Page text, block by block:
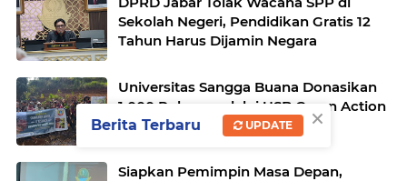
Sekolah Negeri, Pendidikan Gratis 12
Tahun Harus Dijamin Negara
Universitas Sangga Buana Donasikan
1.000 Pohon melalui USB Green Action
Siapkan Pemimpin Masa Depan,
×
Berita Terbaru UPDATE